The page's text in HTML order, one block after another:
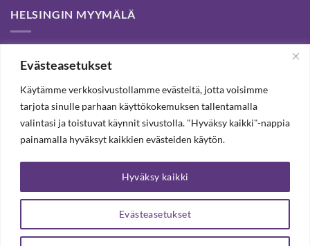
Evästeasetukset
Käytämme verkkosivustollamme evästeitä, jotta voisimme
tarjota sinulle parhaan käyttökokemuksen tallentamalla
valintasi ja toistuvat käynnit sivustolla. "Hyväksy kaikki"-nappia
painamalla hyväksyt kaikkien evästeiden käytön.
Evästeasetukset
Hyväksy kaikki
HELSINGIN MYYMÄLÄ
customers for passed years and welcome you to our Tampere
shop and webstore.
TILAA UUTISKIRJE, SAAT 20% ALENNUKSEN
TILAA UUTISKIRJEEMME